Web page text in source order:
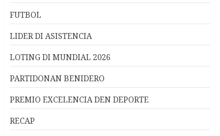
FUTBOL
LIDER DI ASISTENCIA
LOTING DI MUNDIAL 2026
PARTIDONAN BENIDERO
PREMIO EXCELENCIA DEN DEPORTE
RECAP